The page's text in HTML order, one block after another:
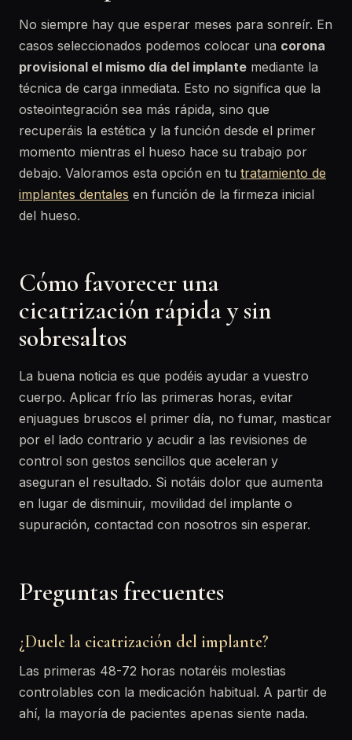
No siempre hay que esperar meses para sonreír. En
casos seleccionados podemos colocar una corona
provisional el mismo día del implante mediante la
técnica de carga inmediata. Esto no significa que la
osteointegración sea más rápida, sino que
recuperáis la estética y la función desde el primer
momento mientras el hueso hace su trabajo por
debajo. Valoramos esta opción en tu tratamiento de
implantes dentales en función de la firmeza inicial
del hueso.
Cómo favorecer una
cicatrización rápida y sin
sobresaltos
La buena noticia es que podéis ayudar a vuestro
cuerpo. Aplicar frío las primeras horas, evitar
enjuagues bruscos el primer día, no fumar, masticar
por el lado contrario y acudir a las revisiones de
control son gestos sencillos que aceleran y
aseguran el resultado. Si notáis dolor que aumenta
en lugar de disminuir, movilidad del implante o
supuración, contactad con nosotros sin esperar.
Preguntas frecuentes
¿Duele la cicatrización del implante?
Las primeras 48-72 horas notaréis molestias
controlables con la medicación habitual. A partir de
ahí, la mayoría de pacientes apenas siente nada.